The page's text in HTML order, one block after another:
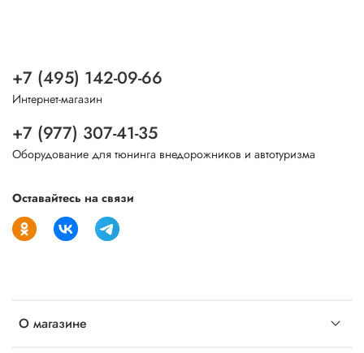
О магазине
+7 (495) 142-09-66
Интернет-магазин
+7 (977) 307-41-35
Оборудование для тюнинга внедорожников и автотуризма
Оставайтесь на связи